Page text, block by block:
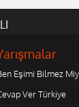
Eşimi Bilmez
Ver Türkiye